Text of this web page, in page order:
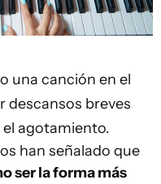
una canción en el
descansos breves
agotamiento.
han señalado que
ser la forma más